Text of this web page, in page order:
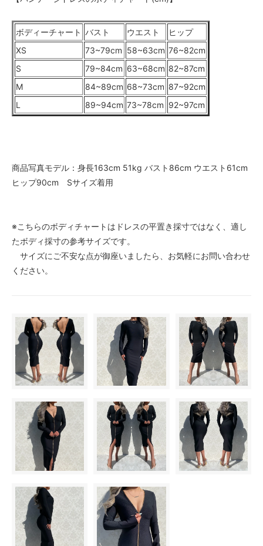
ボディーチャート バスト ウエスト
ヒップ
XS
73~79cm 58~63cm 76~82cm
S
79~84cm 63~68cm 82~87cm
M
84~89cm 68~73cm 87~92cm
L
89~94cm 73~78cm 92~97cm
商品写真モデル：身長163cm 51kg バスト86cm ウエスト61cm
ヒップ90cm Sサイズ着用
※こちらのボディチャートはドレスの平置き採寸ではなく、適し
たボディ採寸の参考サイズです。
サイズにご不安な点が御座いましたら、お気軽にお問い合わせ
ください。